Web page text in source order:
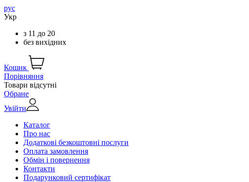
рус
Укр
з 11 до 20
без вихідних
Кошик
Порівняння
Товари відсутні
Обране
Увійти
Каталог
Про нас
Додаткові безкоштовні послуги
Оплата замовлення
Обмін і повернення
Контакти
Подарунковий сертифікат